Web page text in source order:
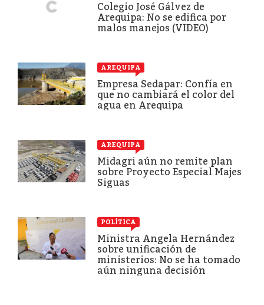
Colegio José Gálvez de
Arequipa: No se edifica por
malos manejos (VIDEO)
AREQUIPA
Empresa Sedapar: Confía en
que no cambiará el color del
agua en Arequipa
AREQUIPA
Midagri aún no remite plan
sobre Proyecto Especial Majes
Siguas
POLÍTICA
Ministra Angela Hernández
sobre unificación de
ministerios: No se ha tomado
aún ninguna decisión